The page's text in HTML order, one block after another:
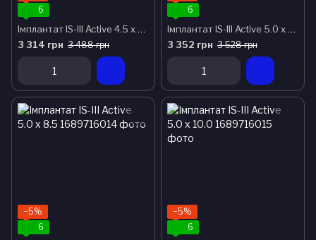
6
Імплантат IS-III Active 4.5 x 13.0
3 314 грн 3 488 грн
6
Імплантат IS-III Active 5.0 x 7.3
3 352 грн 3 528 грн
−5%
6
−5%
6